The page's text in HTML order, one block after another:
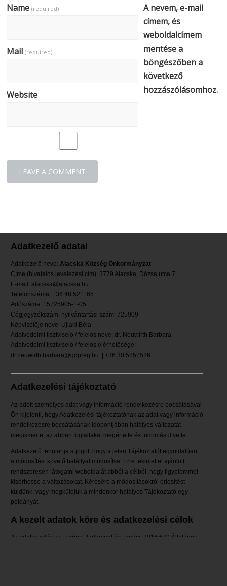
Name(required)
Mail(required)
Website
A nevem, e-mail
címem, és
weboldalcímem
mentése a
böngészőben a
következő
hozzászólásomhoz.